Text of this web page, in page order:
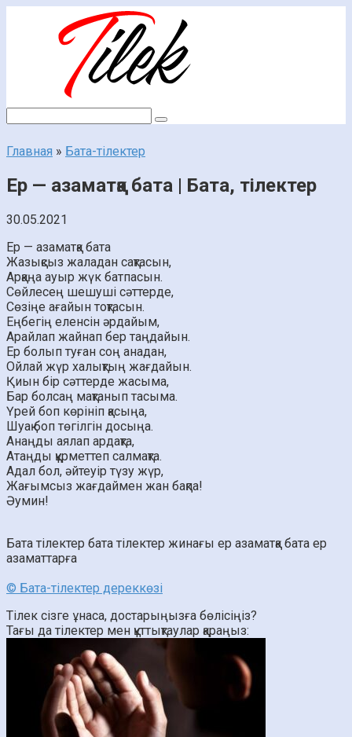
Главная » Бата-тілектер
Ер — азаматқа бата | Бата, тілектер
30.05.2021
Ер — азаматқа бата
Жазықсыз жаладан сақтасын,
Арқаңа ауыр жүк батпасын.
Сөйлесең шешуші сәттерде,
Сөзіңе ағайын тоқтасын.
Еңбегің еленсін әрдайым,
Арайлап жайнап бер таңдайын.
Ер болып туған соң анадан,
Ойлай жүр халықтың жағдайын.
Қиын бір сәттерде жасыма,
Бар болсаң мақтанып тасыма.
Үрей боп көрініп қасыңа,
Шуақ боп төгілгін досыңа.
Анаңды аялап ардақта,
Атаңды құрметтеп салмақта.
Адал бол, әйтеуір түзу жүр,
Жағымсыз жағдаймен жан бақпа!
Әумин!
Бата тілектер бата тілектер жинағы ер азаматқа бата ер
азаматтарға
© Бата-тілектер дереккөзі
Тілек сізге ұнаса, достарыңызға бөлісіңіз?
Тағы да тілектер мен құттықтаулар қараңыз: